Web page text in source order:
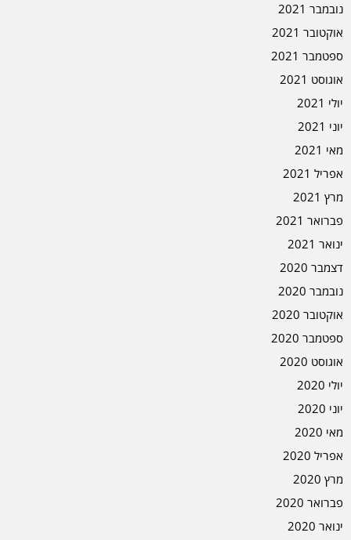
נובמבר 2021
אוקטובר 2021
ספטמבר 2021
אוגוסט 2021
יולי 2021
יוני 2021
מאי 2021
אפריל 2021
מרץ 2021
פברואר 2021
ינואר 2021
דצמבר 2020
נובמבר 2020
אוקטובר 2020
ספטמבר 2020
אוגוסט 2020
יולי 2020
יוני 2020
מאי 2020
אפריל 2020
מרץ 2020
פברואר 2020
ינואר 2020